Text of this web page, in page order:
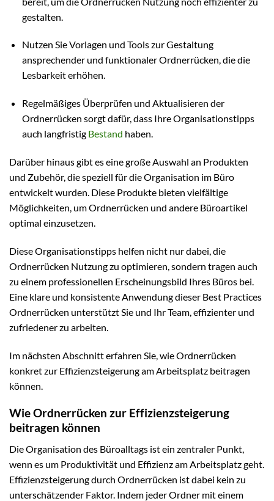
gestalten.
Nutzen Sie Vorlagen und Tools zur Gestaltung
ansprechender und funktionaler Ordnerrücken, die die
Lesbarkeit erhöhen.
Regelmäßiges Überprüfen und Aktualisieren der
Ordnerrücken sorgt dafür, dass Ihre Organisationstipps
auch langfristig Bestand haben.
Darüber hinaus gibt es eine große Auswahl an Produkten
und Zubehör, die speziell für die Organisation im Büro
entwickelt wurden. Diese Produkte bieten vielfältige
Möglichkeiten, um Ordnerrücken und andere Büroartikel
optimal einzusetzen.
Diese Organisationstipps helfen nicht nur dabei, die
Ordnerrücken Nutzung zu optimieren, sondern tragen auch
zu einem professionellen Erscheinungsbild Ihres Büros bei.
Eine klare und konsistente Anwendung dieser Best Practices
Ordnerrücken unterstützt Sie und Ihr Team, effizienter und
zufriedener zu arbeiten.
Im nächsten Abschnitt erfahren Sie, wie Ordnerrücken
konkret zur Effizienzsteigerung am Arbeitsplatz beitragen
können.
Wie Ordnerrücken zur Effizienzsteigerung
beitragen können
Die Organisation des Büroalltags ist ein zentraler Punkt,
wenn es um Produktivität und Effizienz am Arbeitsplatz geht.
Effizienzsteigerung durch Ordnerrücken ist dabei kein zu
unterschätzender Faktor. Indem jeder Ordner mit einem